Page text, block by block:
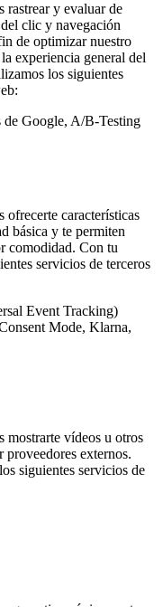
rastrear y evaluar de
clic y navegación
de optimizar nuestro
experiencia general del
los siguientes
de Google, A/B-Testing
ofrecerte características
básica y te permiten
comodidad. Con tu
servicios de terceros
Event Tracking)
Mode, Klarna,
mostrarte vídeos u otros
externos.
siguientes servicios de